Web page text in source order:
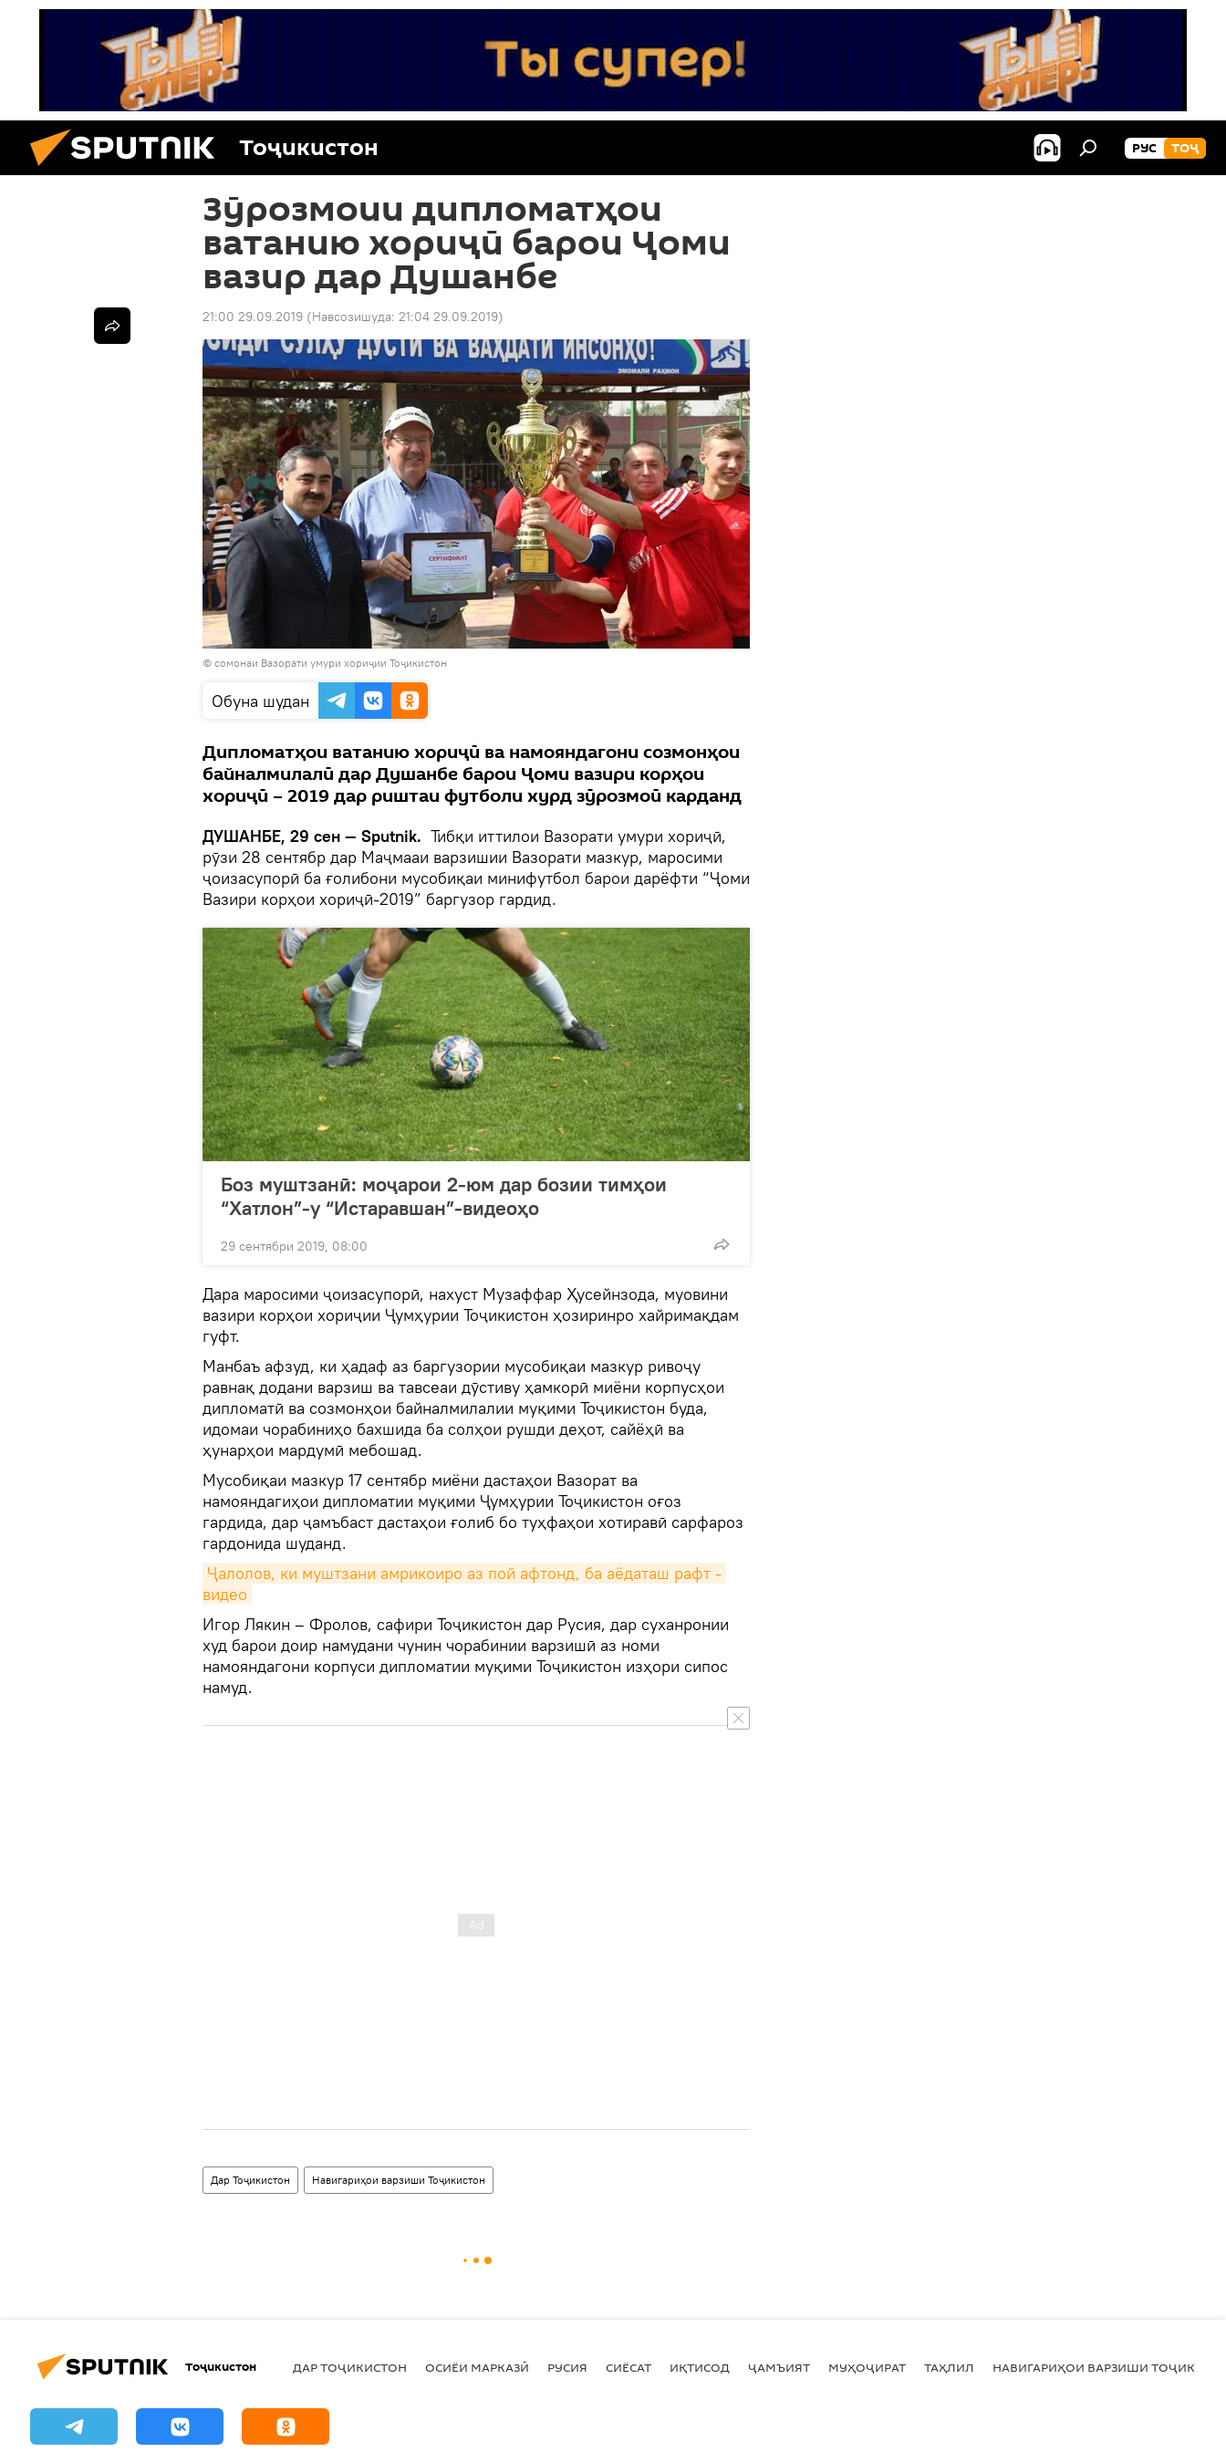
Тоҷикистон РУС ТОҶ
Зӯрозмоии дипломатҳои
ватанию хориҷӣ барои Ҷоми
вазир дар Душанбе
21:00 29.09.2019 (Навсозишуда: 21:04 29.09.2019)
© сомонаи Вазорати умури хориҷии Тоҷикистон
Обуна шудан
Дипломатҳои ватанию хориҷӣ ва намояндагони созмонҳои
байналмилалӣ дар Душанбе барои Ҷоми вазири корҳои
хориҷӣ – 2019 дар риштаи футболи хурд зӯрозмоӣ карданд
ДУШАНБЕ, 29 сен — Sputnik. Тибқи иттилои Вазорати умури хориҷӣ,
рӯзи 28 сентябр дар Маҷмааи варзишии Вазорати мазкур, маросими
ҷоизасупорӣ ба ғолибони мусобиқаи минифутбол барои дарёфти “Ҷоми
Вазири корҳои хориҷӣ-2019” баргузор гардид.
Боз муштзанӣ: моҷарои 2-юм дар бозии тимҳои
“Хатлон”-у “Истаравшан”-видеоҳо
29 сентябри 2019, 08:00
Дара маросими ҷоизасупорӣ, нахуст Музаффар Ҳусейнзода, муовини
вазири корҳои хориҷии Ҷумҳурии Тоҷикистон ҳозиринро хайримақдам
гуфт.
Манбаъ афзуд, ки ҳадаф аз баргузории мусобиқаи мазкур ривоҷу
равнақ додани варзиш ва тавсеаи дӯстиву ҳамкорӣ миёни корпусҳои
дипломатӣ ва созмонҳои байналмилалии муқими Тоҷикистон буда,
идомаи чорабиниҳо бахшида ба солҳои рушди деҳот, сайёҳӣ ва
ҳунарҳои мардумӣ мебошад.
Мусобиқаи мазкур 17 сентябр миёни дастаҳои Вазорат ва
намояндагиҳои дипломатии муқими Ҷумҳурии Тоҷикистон оғоз
гардида, дар ҷамъбаст дастаҳои ғолиб бо туҳфаҳои хотиравӣ сарфароз
гардонида шуданд.
Ҷалолов, ки муштзани амрикоиро аз пой афтонд, ба аёдаташ рафт -
видео
Игор Лякин – Фролов, сафири Тоҷикистон дар Русия, дар суханронии
худ барои доир намудани чунин чорабинии варзишӣ аз номи
намояндагони корпуси дипломатии муқими Тоҷикистон изҳори сипос
намуд.
Дар Тоҷикистон Навигариҳои варзиши Тоҷикистон
Тоҷикистон ДАР ТОҶИКИСТОН ОСИЁИ МАРКАЗӢ РУСИЯ СИЁСАТ ИҚТИСОД ҶАМЪИЯТ МУҲОҶИРАТ ТАҲЛИЛ НАВИГАРИҲОИ ВАРЗИШИ